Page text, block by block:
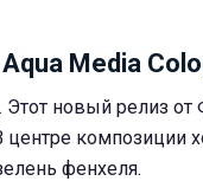
Media
Этот новый релиз
композиции
фенхеля.